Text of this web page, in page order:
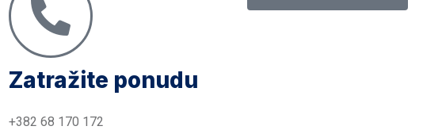
Zatražite ponudu
+382 68 170 172